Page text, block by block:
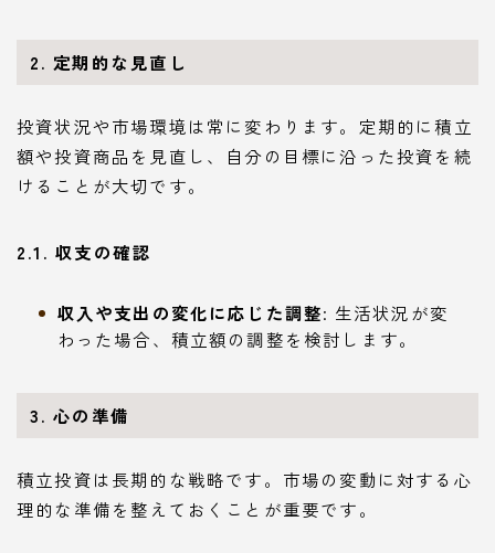
2. 定期的な見直し
投資状況や市場環境は常に変わります。定期的に積立
額や投資商品を見直し、自分の目標に沿った投資を続
けることが大切です。
2.1. 収支の確認
収入や支出の変化に応じた調整: 生活状況が変
わった場合、積立額の調整を検討します。
3. 心の準備
積立投資は長期的な戦略です。市場の変動に対する心
理的な準備を整えておくことが重要です。